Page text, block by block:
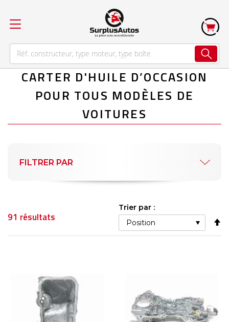
CARTER D'HUILE D’OCCASION
POUR TOUS MODÈLES DE
VOITURES
91 résultats
Trier par :
FILTRER PAR